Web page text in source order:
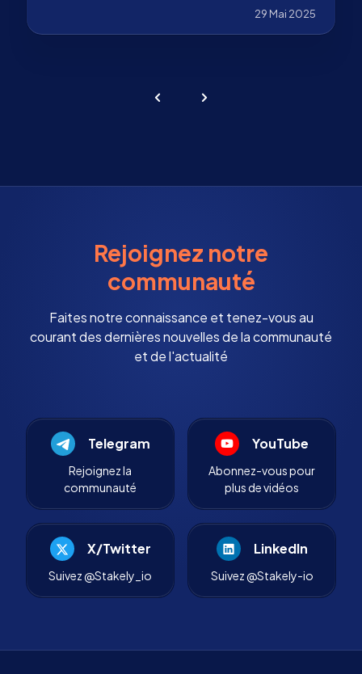
ainsi l’efficacité du réseau et simplifiant son29 Mai 2025
Rejoignez notre
communauté
Faites notre connaissance et tenez-vous au
courant des dernières nouvelles de la communauté
et de l'actualité
Telegram
Rejoignez la
communauté
YouTube
Abonnez-vous pour
plus de vidéos
X/Twitter
Suivez @Stakely_io
LinkedIn
Suivez @Stakely-io